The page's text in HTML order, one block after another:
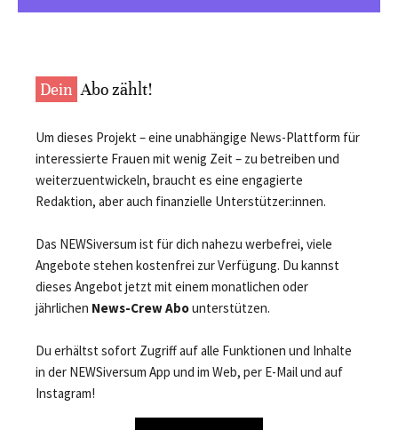
Dein Abo zählt!
Um dieses Projekt – eine unabhängige News-Plattform für
interessierte Frauen mit wenig Zeit – zu betreiben und
weiterzuentwickeln, braucht es eine engagierte
Redaktion, aber auch finanzielle Unterstützer:innen.
Das NEWSiversum ist für dich nahezu werbefrei, viele
Angebote stehen kostenfrei zur Verfügung. Du kannst
dieses Angebot jetzt mit einem monatlichen oder
jährlichen News-Crew Abounterstützen.
Du erhältst sofort Zugriff auf alle Funktionen und Inhalte
in der NEWSiversum App und im Web, per E-Mail und auf
Instagram!